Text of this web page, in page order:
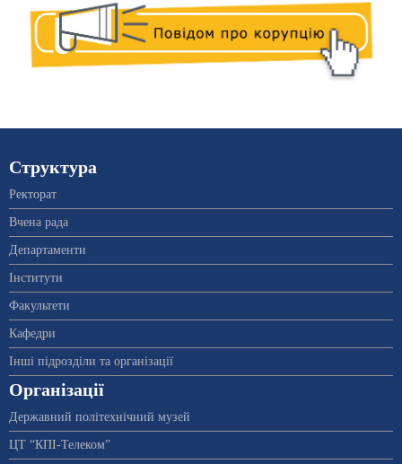
Структура
Ректорат
Вчена рада
Департаменти
Інститути
Факультети
Кафедри
Інші підрозділи та організації
Організації
Державний політехнічний музей
ЦТ “КПІ-Телеком”